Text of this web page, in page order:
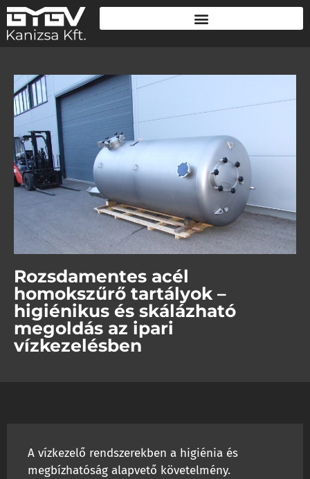
Rozsdamentes acél
homokszűrő tartályok –
higiénikus és skálázható
megoldás az ipari
vízkezelésben
A vízkezelő rendszerekben a higiénia és
megbízhatóság alapvető követelmény.